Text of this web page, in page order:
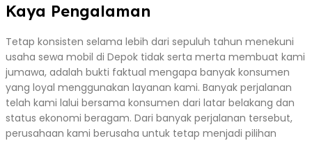
Kaya Pengalaman
Tetap konsisten selama lebih dari sepuluh tahun menekuni
usaha sewa mobil di Depok tidak serta merta membuat kami
jumawa, adalah bukti faktual mengapa banyak konsumen
yang loyal menggunakan layanan kami. Banyak perjalanan
telah kami lalui bersama konsumen dari latar belakang dan
status ekonomi beragam. Dari banyak perjalanan tersebut,
perusahaan kami berusaha untuk tetap menjadi pilihan